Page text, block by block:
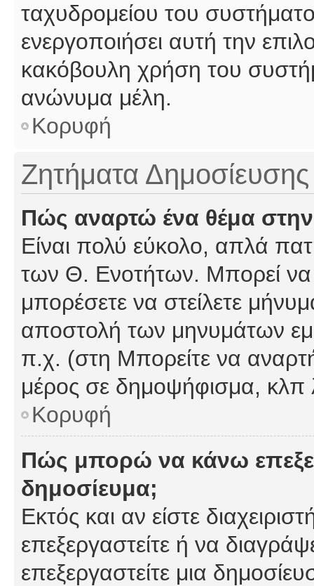
ταχυδρομείου του
ενεργοποιήσει αυτή την
κακόβουλη χρήση του
ανώνυμα μέλη.
Κορυφή
Ζητήματα Δημοσίευσης
Πώς αναρτώ ένα θέμα
Είναι πολύ εύκολο, απλά
των Θ. Ενοτήτων. Μπορεί να
μπορέσετε να στείλετε
αποστολή των μηνυμάτων
π.χ. (στη Μπορείτε να
μέρος σε δημοψήφισμα, κλπ
Κορυφή
Πώς μπορώ να κάνω
δημοσίευμα;
Εκτός και αν είστε
επεξεργαστείτε ή να
επεξεργαστείτε μια